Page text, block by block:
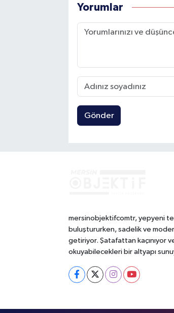
Yorumlar
Gönder
mersinobjektifcomtr, yepyeni
buluştururken, sadelik ve
getiriyor. Şatafattan kaçınıyor
okuyabilecekleri bir altyapı